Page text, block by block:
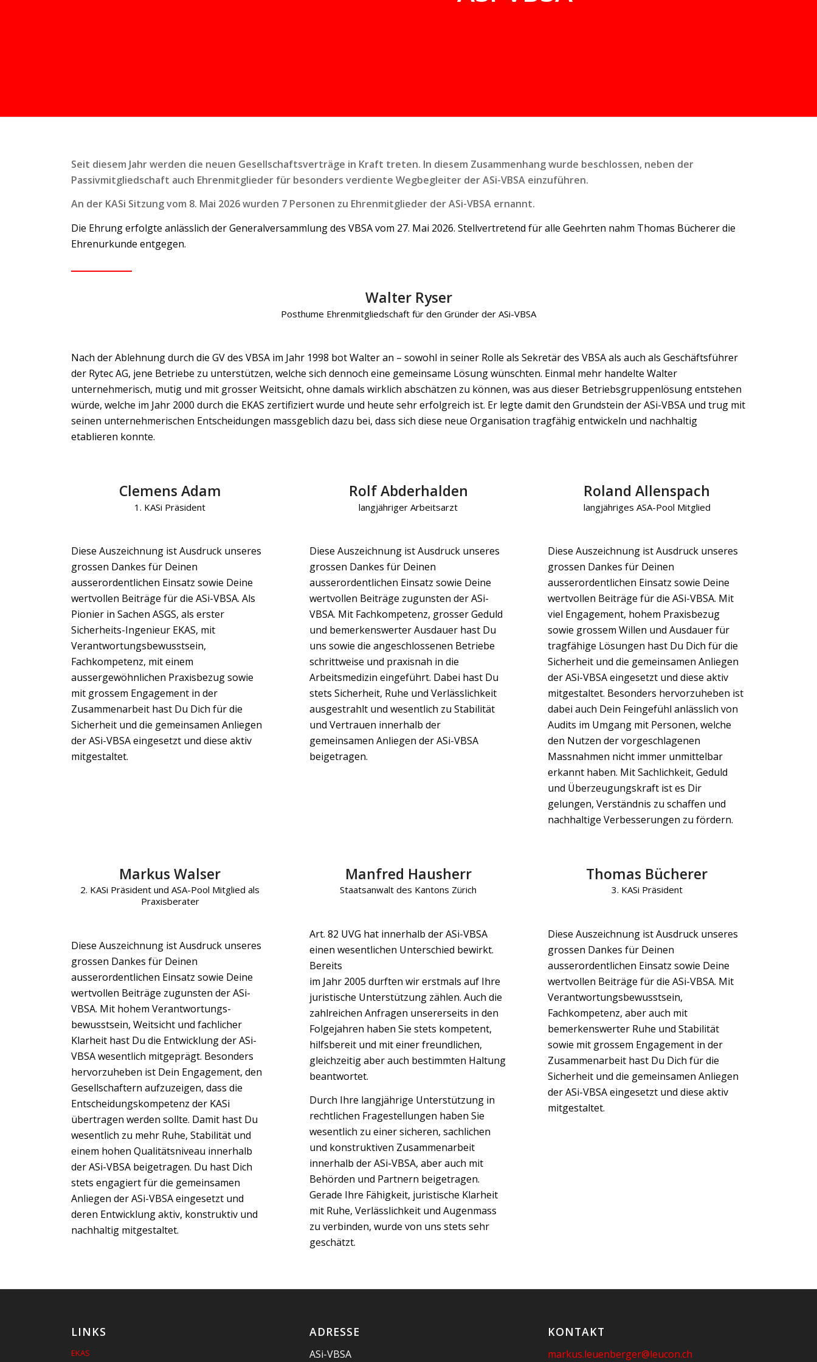
Seit diesem Jahr werden die neuen Gesellschaftsverträge in Kraft treten. In diesem Zusammenhang wurde beschlossen, neben der
Passivmitgliedschaft auch Ehrenmitglieder für besonders verdiente Wegbegleiter der ASi-VBSA einzuführen.
An der KASi Sitzung vom 8. Mai 2026 wurden 7 Personen zu Ehrenmitglieder der ASi-VBSA ernannt.
Die Ehrung erfolgte anlässlich der Generalversammlung des VBSA vom 27. Mai 2026. Stellvertretend für alle Geehrten nahm Thomas Bücherer die
Ehrenurkunde entgegen.
Walter Ryser
Posthume Ehrenmitgliedschaft für den Gründer der ASi-VBSA
Nach der Ablehnung durch die GV des VBSA im Jahr 1998 bot Walter an – sowohl in seiner Rolle als Sekretär des VBSA als auch als Geschäftsführer
der Rytec AG, jene Betriebe zu unterstützen, welche sich dennoch eine gemeinsame Lösung wünschten. Einmal mehr handelte Walter
unternehmerisch, mutig und mit grosser Weitsicht, ohne damals wirklich abschätzen zu können, was aus dieser Betriebsgruppenlösung entstehen
würde, welche im Jahr 2000 durch die EKAS zertifiziert wurde und heute sehr erfolgreich ist. Er legte damit den Grundstein der ASi-VBSA und trug mit
seinen unternehmerischen Entscheidungen massgeblich dazu bei, dass sich diese neue Organisation tragfähig entwickeln und nachhaltig
etablieren konnte.
Clemens Adam
1. KASi Präsident
Diese Auszeichnung ist Ausdruck unseres
grossen Dankes für Deinen
ausserordentlichen Einsatz sowie Deine
wertvollen Beiträge für die ASi-VBSA. Als
Pionier in Sachen ASGS, als erster
Sicherheits-Ingenieur EKAS, mit
Verantwortungsbewusstsein,
Fachkompetenz, mit einem
aussergewöhnlichen Praxisbezug sowie
mit grossem Engagement in der
Zusammenarbeit hast Du Dich für die
Sicherheit und die gemeinsamen Anliegen
der ASi-VBSA eingesetzt und diese aktiv
mitgestaltet.
Rolf Abderhalden
langjähriger Arbeitsarzt
Diese Auszeichnung ist Ausdruck unseres
grossen Dankes für Deinen
ausserordentlichen Einsatz sowie Deine
wertvollen Beiträge zugunsten der ASi-
VBSA. Mit Fachkompetenz, grosser Geduld
und bemerkenswerter Ausdauer hast Du
uns sowie die angeschlossenen Betriebe
schrittweise und praxisnah in die
Arbeitsmedizin eingeführt. Dabei hast Du
stets Sicherheit, Ruhe und Verlässlichkeit
ausgestrahlt und wesentlich zu Stabilität
und Vertrauen innerhalb der
gemeinsamen Anliegen der ASi-VBSA
beigetragen.
Roland Allenspach
langjähriges ASA-Pool Mitglied
Diese Auszeichnung ist Ausdruck unseres
grossen Dankes für Deinen
ausserordentlichen Einsatz sowie Deine
wertvollen Beiträge für die ASi-VBSA. Mit
viel Engagement, hohem Praxisbezug
sowie grossem Willen und Ausdauer für
tragfähige Lösungen hast Du Dich für die
Sicherheit und die gemeinsamen Anliegen
der ASi-VBSA eingesetzt und diese aktiv
mitgestaltet. Besonders hervorzuheben ist
dabei auch Dein Feingefühl anlässlich von
Audits im Umgang mit Personen, welche
den Nutzen der vorgeschlagenen
Massnahmen nicht immer unmittelbar
erkannt haben. Mit Sachlichkeit, Geduld
und Überzeugungskraft ist es Dir
gelungen, Verständnis zu schaffen und
nachhaltige Verbesserungen zu fördern.
Markus Walser
2. KASi Präsident und ASA-Pool Mitglied als
Praxisberater
Diese Auszeichnung ist Ausdruck unseres
grossen Dankes für Deinen
ausserordentlichen Einsatz sowie Deine
wertvollen Beiträge zugunsten der ASi-
VBSA. Mit hohem Verantwortungs-
bewusstsein, Weitsicht und fachlicher
Klarheit hast Du die Entwicklung der ASi-
VBSA wesentlich mitgeprägt. Besonders
hervorzuheben ist Dein Engagement, den
Gesellschaftern aufzuzeigen, dass die
Entscheidungskompetenz der KASi
übertragen werden sollte. Damit hast Du
wesentlich zu mehr Ruhe, Stabilität und
einem hohen Qualitätsniveau innerhalb
der ASi-VBSA beigetragen. Du hast Dich
stets engagiert für die gemeinsamen
Anliegen der ASi-VBSA eingesetzt und
deren Entwicklung aktiv, konstruktiv und
nachhaltig mitgestaltet.
Manfred Hausherr
Staatsanwalt des Kantons Zürich
Art. 82 UVG hat innerhalb der ASi-VBSA
einen wesentlichen Unterschied bewirkt.
Bereits
im Jahr 2005 durften wir erstmals auf Ihre
juristische Unterstützung zählen. Auch die
zahlreichen Anfragen unsererseits in den
Folgejahren haben Sie stets kompetent,
hilfsbereit und mit einer freundlichen,
gleichzeitig aber auch bestimmten Haltung
beantwortet.
Durch Ihre langjährige Unterstützung in
rechtlichen Fragestellungen haben Sie
wesentlich zu einer sicheren, sachlichen
und konstruktiven Zusammenarbeit
innerhalb der ASi-VBSA, aber auch mit
Behörden und Partnern beigetragen.
Gerade Ihre Fähigkeit, juristische Klarheit
mit Ruhe, Verlässlichkeit und Augenmass
zu verbinden, wurde von uns stets sehr
geschätzt.
Thomas Bücherer
3. KASi Präsident
Diese Auszeichnung ist Ausdruck unseres
grossen Dankes für Deinen
ausserordentlichen Einsatz sowie Deine
wertvollen Beiträge für die ASi-VBSA. Mit
Verantwortungsbewusstsein,
Fachkompetenz, aber auch mit
bemerkenswerter Ruhe und Stabilität
sowie mit grossem Engagement in der
Zusammenarbeit hast Du Dich für die
Sicherheit und die gemeinsamen Anliegen
der ASi-VBSA eingesetzt und diese aktiv
mitgestaltet.
LINKS
EKAS
ADRESSE
ASi-VBSA
KONTAKT
markus.leuenberger@leucon.ch